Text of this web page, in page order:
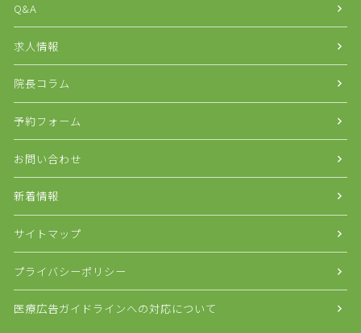
Q&A
求人情報
院長コラム
予約フォーム
お問い合わせ
新着情報
サイトマップ
プライバシーポリシー
医療広告ガイドラインへの対応について